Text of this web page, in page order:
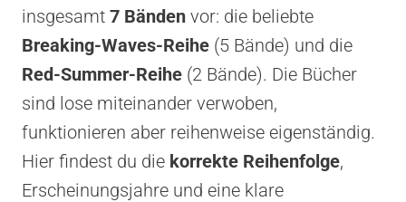
insgesamt 7 Bänden vor: die beliebte
Breaking-Waves-Reihe (5 Bände) und die
Red-Summer-Reihe (2 Bände). Die Bücher
sind lose miteinander verwoben,
funktionieren aber reihenweise eigenständig.
Hier findest du die korrekte Reihenfolge,
Erscheinungsjahre und eine klare